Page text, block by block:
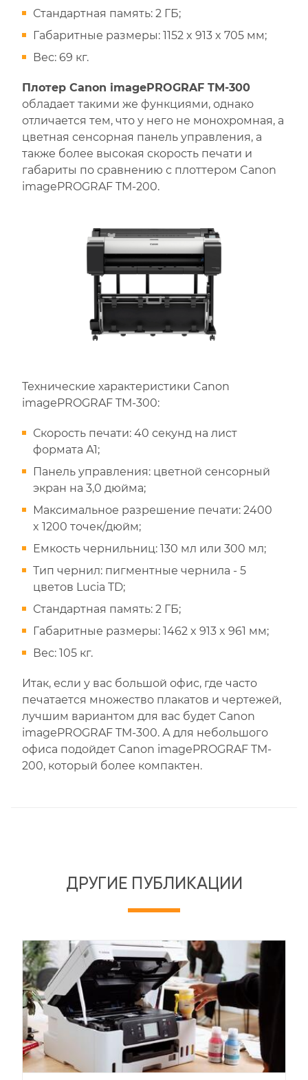
Стандартная память: 2 ГБ;
Габаритные размеры: 1152 x 913 x 705 мм;
Вес: 69 кг.
Плотер Canon imagePROGRAF TM-300
обладает такими же функциями, однако
отличается тем, что у него не монохромная, а
цветная сенсорная панель управления, а
также более высокая скорость печати и
габариты по сравнению с плоттером Canon
imagePROGRAF TM-200.
Технические характеристики Canon
imagePROGRAF TM-300:
Скорость печати: 40 секунд на лист
формата А1;
Панель управления: цветной сенсорный
экран на 3,0 дюйма;
Максимальное разрешение печати: 2400
x 1200 точек/дюйм;
Емкость чернильниц: 130 мл или 300 мл;
Тип чернил: пигментные чернила - 5
цветов Lucia TD;
Стандартная память: 2 ГБ;
Габаритные размеры: 1462 x 913 x 961 мм;
Вес: 105 кг.
Итак, если у вас большой офис, где часто
печатается множество плакатов и чертежей,
лучшим вариантом для вас будет Canon
imagePROGRAF TM-300. А для небольшого
офиса подойдет Canon imagePROGRAF TM-
200, который более компактен.
ДРУГИЕ ПУБЛИКАЦИИ